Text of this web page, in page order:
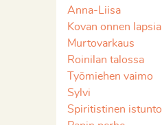
Anna-Liisa
Kovan onnen lapsia
Murtovarkaus
Roinilan talossa
Työmiehen vaimo
Sylvi
Spiritistinen istunto